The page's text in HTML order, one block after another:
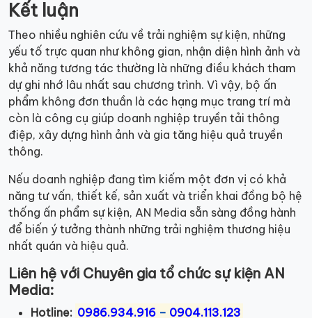
Kết luận
Theo nhiều nghiên cứu về trải nghiệm sự kiện, những
yếu tố trực quan như không gian, nhận diện hình ảnh và
khả năng tương tác thường là những điều khách tham
dự ghi nhớ lâu nhất sau chương trình. Vì vậy, bộ ấn
phẩm không đơn thuần là các hạng mục trang trí mà
còn là công cụ giúp doanh nghiệp truyền tải thông
điệp, xây dựng hình ảnh và gia tăng hiệu quả truyền
thông.
Nếu doanh nghiệp đang tìm kiếm một đơn vị có khả
năng tư vấn, thiết kế, sản xuất và triển khai đồng bộ hệ
thống ấn phẩm sự kiện, AN Media sẵn sàng đồng hành
để biến ý tưởng thành những trải nghiệm thương hiệu
nhất quán và hiệu quả.
Liên hệ với Chuyên gia tổ chức sự kiện AN
Media:
Hotline: 0986.934.916 – 0904.113.123